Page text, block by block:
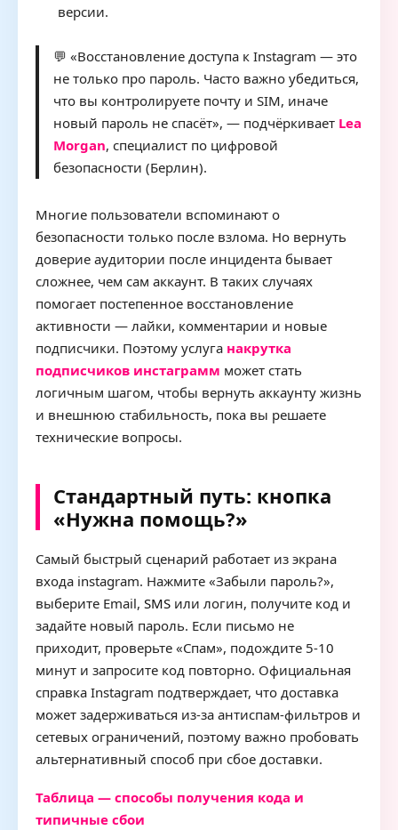
версии.
💬 «Восстановление доступа к Instagram — это
не только про пароль. Часто важно убедиться,
что вы контролируете почту и SIM, иначе
новый пароль не спасёт», — подчёркивает Lea
Morgan, специалист по цифровой
безопасности (Берлин).
Многие пользователи вспоминают о
безопасности только после взлома. Но вернуть
доверие аудитории после инцидента бывает
сложнее, чем сам аккаунт. В таких случаях
помогает постепенное восстановление
активности — лайки, комментарии и новые
подписчики. Поэтому услуга накрутка
подписчиков инстаграмм может стать
логичным шагом, чтобы вернуть аккаунту жизнь
и внешнюю стабильность, пока вы решаете
технические вопросы.
Стандартный путь: кнопка
«Нужна помощь?»
Самый быстрый сценарий работает из экрана
входа instagram. Нажмите «Забыли пароль?»,
выберите Email, SMS или логин, получите код и
задайте новый пароль. Если письмо не
приходит, проверьте «Спам», подождите 5-10
минут и запросите код повторно. Официальная
справка Instagram подтверждает, что доставка
может задерживаться из-за антиспам-фильтров и
сетевых ограничений, поэтому важно пробовать
альтернативный способ при сбое доставки.
Таблица — способы получения кода и
типичные сбои